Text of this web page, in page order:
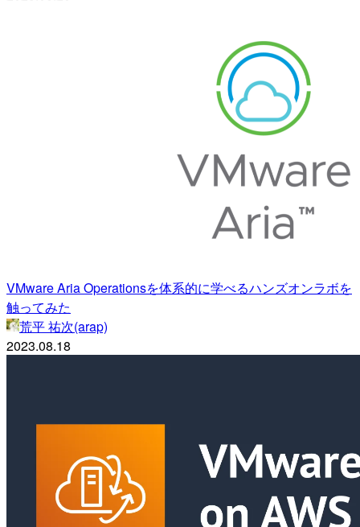
VMware Aria Operationsを体系的に学べるハンズオンラボを
触ってみた
荒平 祐次(arap)
2023.08.18